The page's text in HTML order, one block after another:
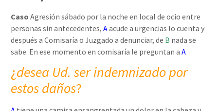
Caso Agresión sábado por la noche en local de ocio entre
personas sin antecedentes,Aacude a urgencias lo cuenta y
después a Comisaría o Juzgado a denunciar, de B nada se
sabe. En ese momento en comisaría le preguntan aA
¿desea Ud. ser indemnizado por
estos daños?